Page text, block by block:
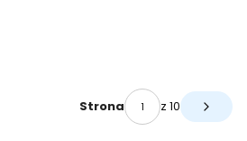
Strona z 10